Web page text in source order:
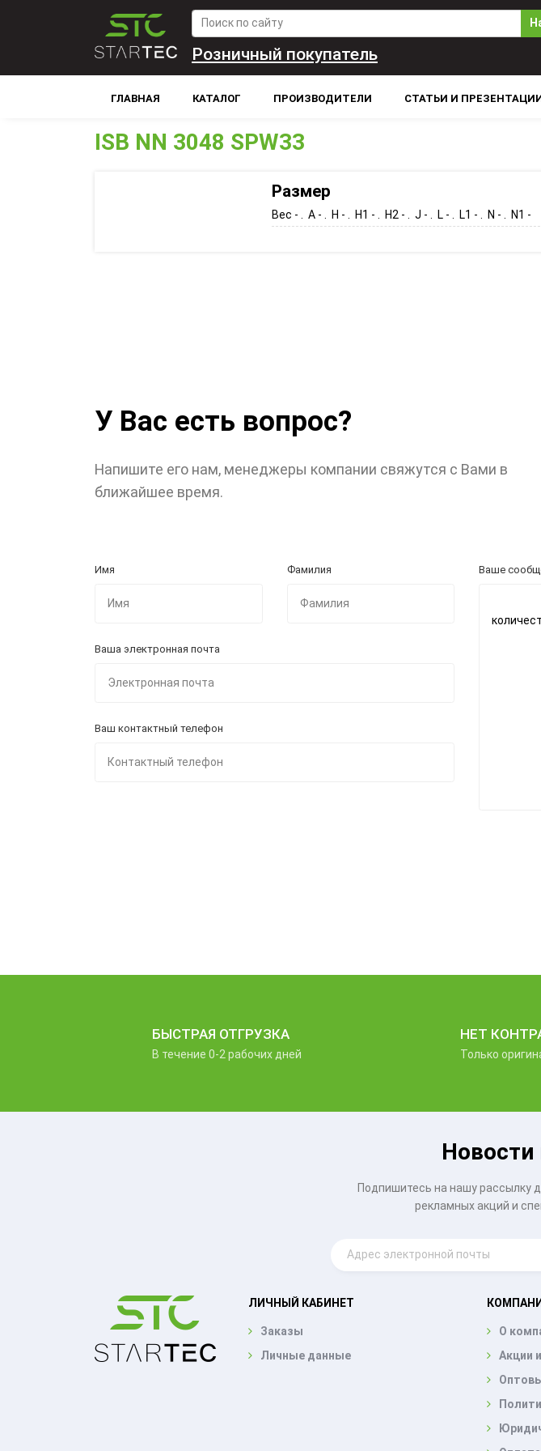
Розничный покупатель
ГЛАВНАЯ КАТАЛОГ ПРОИЗВОДИТЕЛИ СТАТЬИ И
ISB NN 3048 SPW33
Размер
Вес - . A - . H - . H1 - . H2 - . J - . L - . L1 - . N - . N1 -
У Вас есть вопрос?
Напишите его нам, менеджеры компании свяжутся с Вами в
ближайшее время.
Имя Фамилия
Ваша электронная почта
Ваш контактный телефон
Ваше
БЫСТРАЯ ОТГРУЗКА
В течение 0-2 рабочих дней
НЕТ
Только
Подпишитесь на нашу рассылку
рекламных акций и
ЛИЧНЫЙ КАБИНЕТ
Заказы
Личные данные
О
Акции